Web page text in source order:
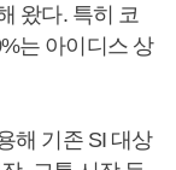
왔다. 특히 코
는 아이디스 상
해 기존 SI 대상